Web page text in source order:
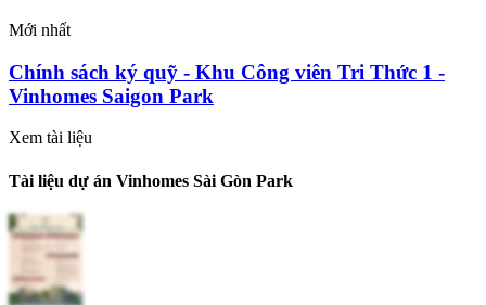
Mới nhất
Chính sách ký quỹ - Khu Công viên Tri Thức 1 -
Vinhomes Saigon Park
Xem tài liệu
Tài liệu dự án Vinhomes Sài Gòn Park